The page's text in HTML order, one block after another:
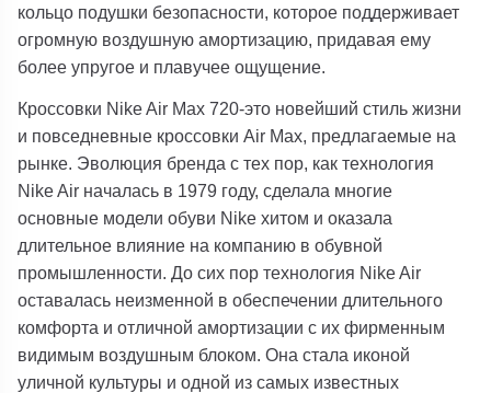
кольцо подушки безопасности, которое поддерживает
огромную воздушную амортизацию, придавая ему
более упругое и плавучее ощущение.
Кроссовки Nike Air Max 720-это новейший стиль жизни
и повседневные кроссовки Air Max, предлагаемые на
рынке. Эволюция бренда с тех пор, как технология
Nike Air началась в 1979 году, сделала многие
основные модели обуви Nike хитом и оказала
длительное влияние на компанию в обувной
промышленности. До сих пор технология Nike Air
оставалась неизменной в обеспечении длительного
комфорта и отличной амортизации с их фирменным
видимым воздушным блоком. Она стала иконой
уличной культуры и одной из самых известных